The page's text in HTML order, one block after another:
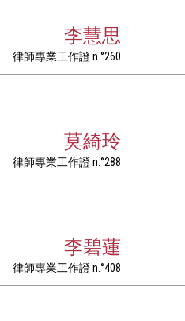
李慧思
律師專業工作證 n.°260
莫綺玲
律師專業工作證 n.°288
李碧蓮
律師專業工作證 n.°408